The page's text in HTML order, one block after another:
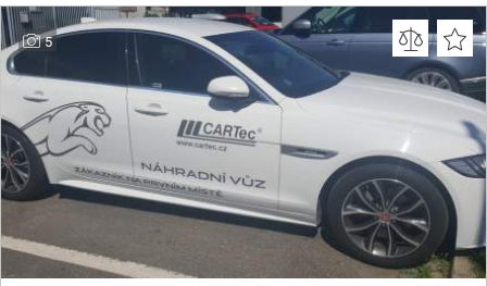
5